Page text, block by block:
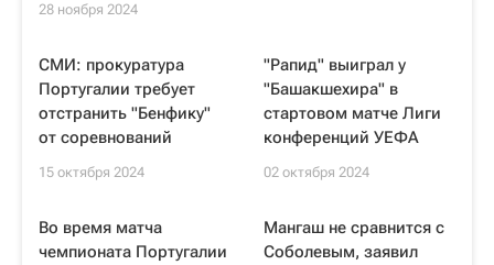
28 ноября 2024
СМИ: прокуратура
Португалии требует
отстранить "Бенфику"
от соревнований
15 октября 2024
"Рапид" выиграл у
"Башакшехира" в
стартовом матче Лиги
конференций УЕФА
02 октября 2024
Во время матча
чемпионата Португалии
Мангаш не сравнится с
Соболевым, заявил